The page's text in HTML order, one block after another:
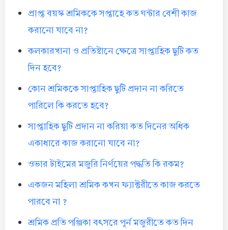
প্রাপ্ত বয়স্ক শ্রমিককে সপ্তাহে কত ঘন্টার বেশী কাজ
করানো যাবে না?
কলকারখানা ও প্রতিষ্টানে ক্ষেত্রে সাপ্তাহিক ছুটি কত
দিন হবে?
কোন শ্রমিককে সাপ্তাহিক ছুটি প্রদান না করিতে
পারিলে কি করতে হবে?
সাপ্তাহিক ছুটি প্রদান না করিয়া কত দিনের অধিক
একাধারে কাজ করানো যাবে না?
ওভার টাইমের মজুরি নির্ণয়ের পদ্ধতি কি রকম?
একজন মহিলা শ্রমিক কখন ফ্যাক্টরীতে কাজ করতে
পারবে না ?
শ্রমিক প্রতি পঞ্জিকা বৎসরে পূর্ন মজুরীতে কত দিন